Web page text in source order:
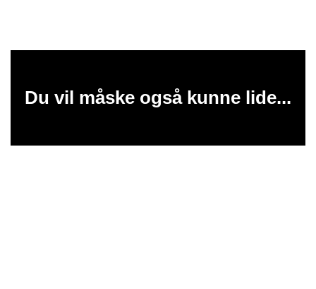
Du vil måske også kunne lide...